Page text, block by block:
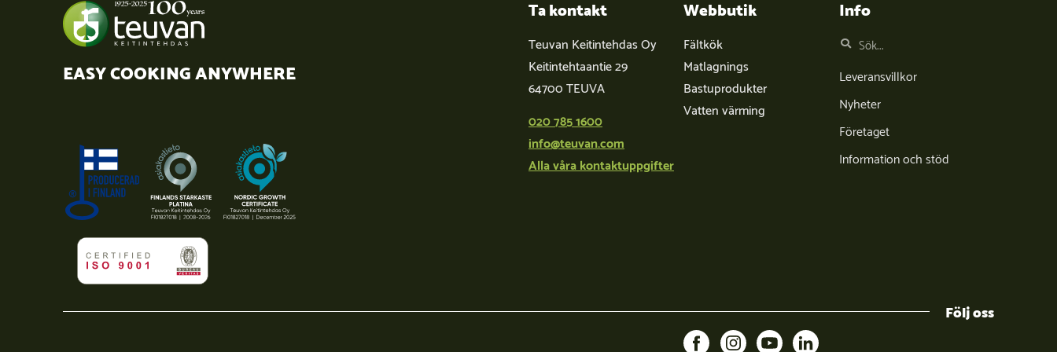
EASY COOKING ANYWHERE
Ta kontakt
Teuvan Keitintehdas Oy
Keitintehtaantie 29
64700 TEUVA
020 785 1600
info@teuvan.com
Alla våra kontaktuppgifter
Webbutik
Fältkök
Matlagnings
Bastuprodukter
Vatten värming
Info
Leveransvillkor
Nyheter
Företaget
Information och stöd
Följ oss